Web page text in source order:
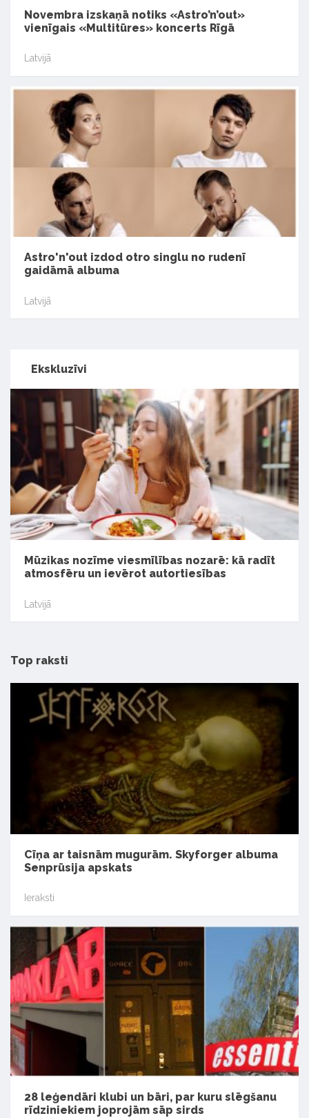
Novembra izskaņā notiks «Astro’n’out»
vienīgais «Multitūres» koncerts Rīgā
Latvijā
Astro'n'out izdod otro singlu no rudenī
gaidāmā albuma
Latvijā
Ekskluzīvi
Mūzikas nozīme viesmīlības nozarē: kā radīt
atmosfēru un ievērot autortiesības
Latvijā
Top raksti
Cīņa ar taisnām mugurām. Skyforger albuma
Senprūsija apskats
Ieraksti
28 leģendāri klubi un bāri, par kuru slēgšanu
rīdziniekiem joprojām sāp sirds